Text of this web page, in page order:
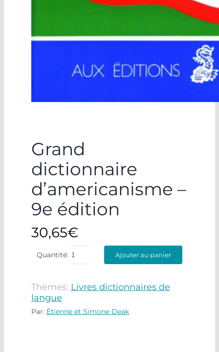
Grand
dictionnaire
d’americanisme –
9e édition
30,65€
Quantité: Ajouter au panier
Thèmes: Livres dictionnaires de
langue
Par: Étienne et Simone Deak